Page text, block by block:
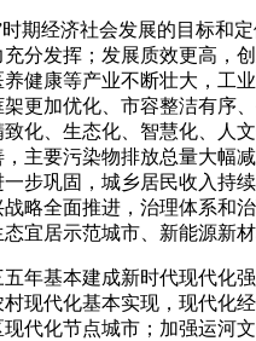
期经济社会发展的目标和
分发挥；发展质效更高，
健康等产业不断壮大，工
更加优化、市容整洁有序
化、生态化、智慧化、人
主要污染物排放总量大幅
步巩固，城乡居民收入持
略全面推进，治理体系和
宜居示范城市、新能源新
年基本建成新时代现代化
现代化基本实现，现代化
代化节点城市；加强运河